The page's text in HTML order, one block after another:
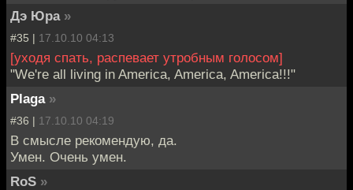
Дэ Юра »
#35 | 17.10.10 04:13
[уходя спать, распевает утробным голосом]
"We're all living in America, America, America!!!"
Plaga »
#36 | 17.10.10 04:19
В смысле рекомендую, да.
Умен. Очень умен.
RoS »